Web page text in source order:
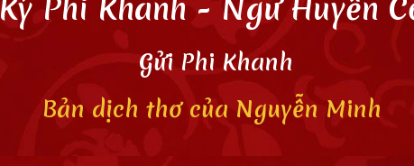
Ký Phi Khanh - Ngư Huyền
Gửi Phi Khanh
Bản dịch thơ của Nguyễn Minh